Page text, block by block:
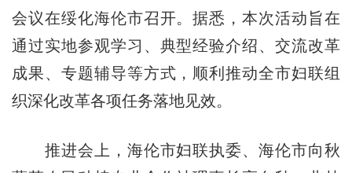
会议在绥化海伦市召开。据悉，本次活动旨在
通过实地参观学习、典型经验介绍、交流改革
成果、专题辅导等方式，顺利推动全市妇联组
织深化改革各项任务落地见效。
推进会上，海伦市妇联执委、海伦市向秋